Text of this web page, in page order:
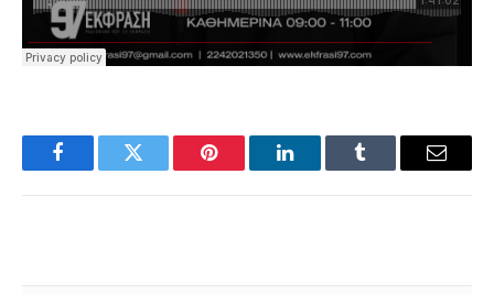
FacebookTwitter Pinterest LinkedInTumblr Email